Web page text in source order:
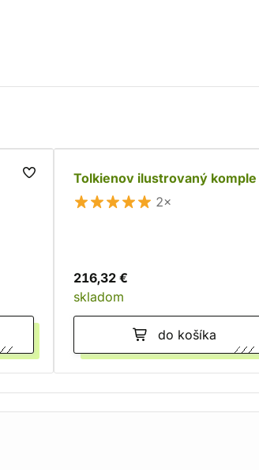
Tolkienov ilustrovaný komplet
2×
216,32 €
skladom
do košíka